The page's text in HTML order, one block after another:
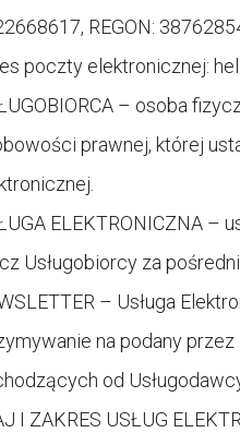
REGON:
poczty elektronicznej:
– osoba
prawnej, której
ELEKTRONICZNA –
Usługobiorcy za
– Usługa
na podany
od
I ZAKRES USŁUG